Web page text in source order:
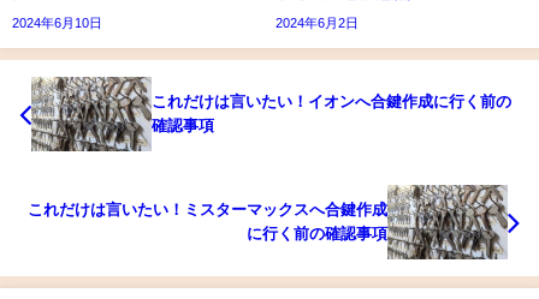
2024年6月10日 2024年6月2日
これだけは言いたい！イオンへ合鍵作成に行く前の
確認事項
これだけは言いたい！ミスターマックスへ合鍵作成
に行く前の確認事項